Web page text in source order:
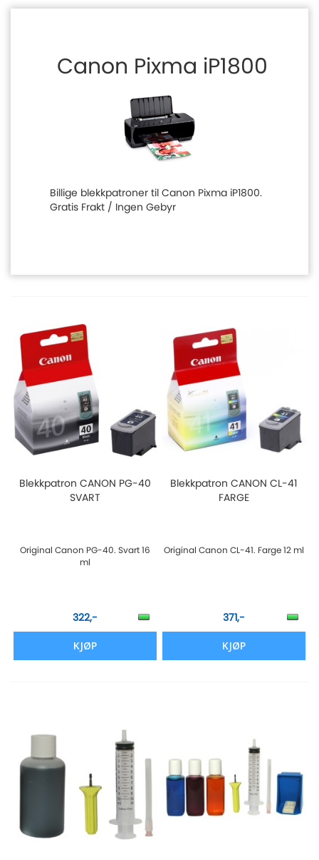
Canon Pixma iP1800
Billige blekkpatroner til Canon Pixma iP1800.
Gratis Frakt / Ingen Gebyr
Blekkpatron CANON PG-40
SVART
Original Canon PG-40. Svart 16
ml
322,-
KJØP
Blekkpatron CANON CL-41
FARGE
Original Canon CL-41. Farge 12 ml
371,-
KJØP